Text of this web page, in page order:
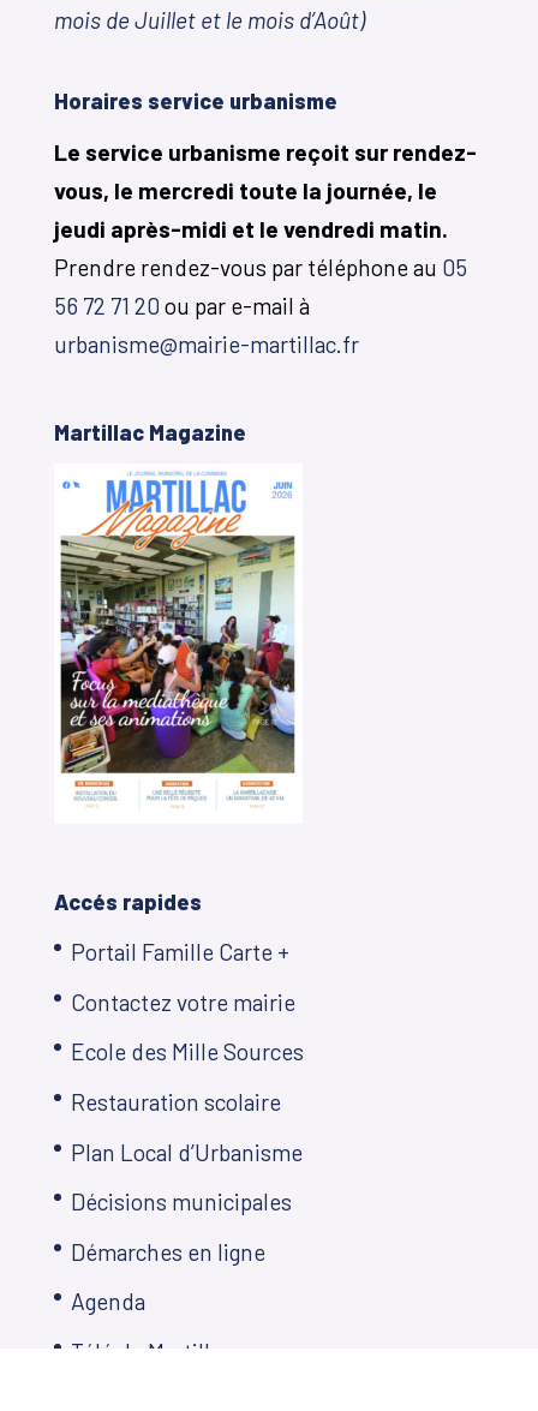
mois de Juillet et le mois d’Août)
Horaires service urbanisme
Le service urbanisme reçoit sur rendez-
vous, le mercredi toute la journée, le
jeudi après-midi et le vendredi matin.
Prendre rendez-vous par téléphone au 05
56 72 71 20 ou par e-mail à
urbanisme@mairie-martillac.fr
Martillac Magazine
Accés rapides
Portail Famille Carte +
Contactez votre mairie
Ecole des Mille Sources
Restauration scolaire
Plan Local d’Urbanisme
Décisions municipales
Démarches en ligne
Agenda
Télé de Martillac